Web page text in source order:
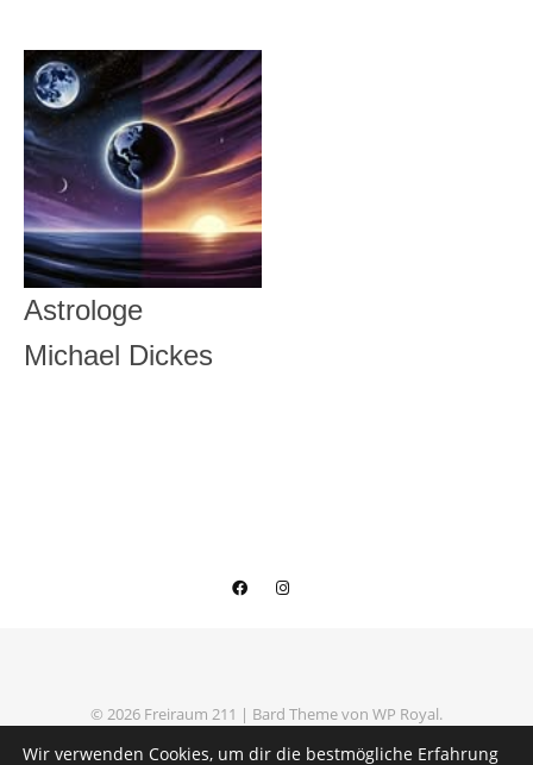
Astrologe
Michael Dickes
© 2026 Freiraum 211 | Bard Theme von WP Royal.
Datenschutzerklärung
Impressum
Wir verwenden Cookies, um dir die bestmögliche Erfahrung